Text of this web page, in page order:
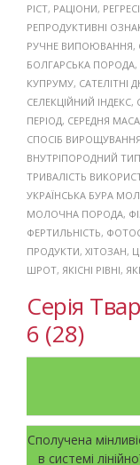
РІСТ, РАЦІОНИ,
РЕПРОДУКТИВНІ
РУЧНЕ ВИПОЮВАННЯ,
БОЛГАРСЬКА ПОРОДА,
КУПРУМУ, САТЕЛІТНІ
СЕЛЕКЦІЙНИЙ ІНДЕКС,
ПЕРІОД, СЕРЕДНЯ МАСА
СПОСІБ ВИРОЩУВАННЯ
ВНУТРІПОРОДНИЙ ТИП
ТРИВАЛІСТЬ
УКРАЇНСЬКА БУРА
МОЛОЧНА ПОРОДА,
ФЕРТИЛЬНІСТЬ,
ПРОДУКТИ, ХІТОЗАН,
ШРОТ, ЯКІСНІ РІВНІ,
Серія
6 (28)
Сполучена
в системі